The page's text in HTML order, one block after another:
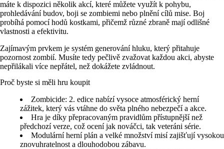
máte k dispozici několik akcí, které můžete využít k pohybu,
prohledávání budov, boji se zombiemi nebo plnění cílů mise. Boj
probíhá pomocí hodů kostkami, přičemž různé zbraně mají odlišné
vlastnosti a efektivitu.
Zajímavým prvkem je systém generování hluku, který přitahuje
pozornost zombií. Musíte tedy pečlivě zvažovat každou akci, abyste
nepřilákali více nepřátel, než dokážete zvládnout.
Proč byste si měli hru koupit
Zombicide: 2. edice nabízí vysoce atmosférický herní
zážitek, který vás vtáhne do světa plného nebezpečí a akce.
Hra je díky přepracovaným pravidlům přístupnější než
předchozí verze, což ocení jak nováčci, tak veteráni série.
Modulární herní plán a velké množství misí zajišťují vysokou
znovuhratelnost a dlouhodobou zábavu.